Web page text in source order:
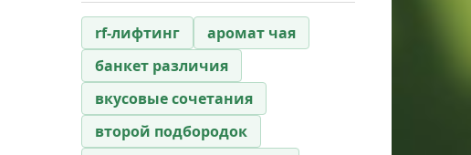
rf-лифтинг
аромат чая
банкет различия
вкусовые сочетания
второй подбородок